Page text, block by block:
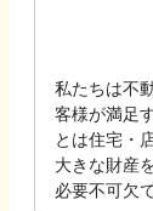
私たちは不
客様が満足
とは住宅・
大きな財産
必要不可欠